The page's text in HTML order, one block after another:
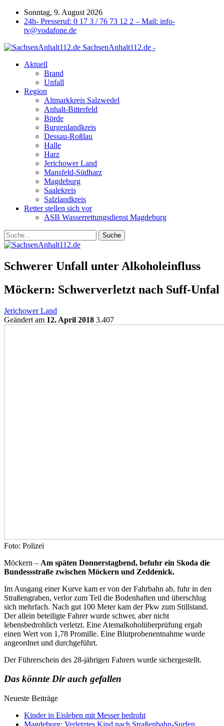
Sonntag, 9. August 2026
24h- Presseruf: 0 17 3 / 76 73 12 2 – Mail: info-
tv@vodafone.de
SachsenAnhalt112.de -
Aktuell
Brand
Unfall
Region
Altmarkkreis Salzwedel
Anhalt-Bitterfeld
Börde
Burgenlandkreis
Dessau-Roßlau
Halle
Harz
Jerichower Land
Mansfeld-Südharz
Magdeburg
Saalekreis
Salzlandkreis
Retter stellen sich vor
ASB Wasserrettungsdienst Magdeburg
Schwerer Unfall unter Alkoholeinfluss
Möckern: Schwerverletzt nach Suff-Unfal
Jerichower Land
Geändert am 12. April 2018 3.407
Foto: Polizei
Möckern – Am späten Donnerstagbend, befuhr ein Skoda die
Bundessstraße zwischen Möckern und Zeddenick.
Im Ausgang einer Kurve kam er von der Fahrbahn ab, fuhr in den
Straßengraben, verlor zum Teil die Bodenhaften und überschlug
sich mehrfach. Nach gut 100 Meter kam der Pkw zum Stillstand.
Der allein beteiligte Fahrer wurde schwer, aber nicht
lebensbedrohlich verletzt. Eine Atemalkoholüberprüfung ergab
einen Wert von 1,78 Promille. Eine Blutprobenentnahme wurde
angeordnet und durchgeführt.
Der Führerschein des 28-jährigen Fahrers wurde sichergestellt.
Das könnte Dir auch gefallen
Neueste Beiträge
Kinder in Eisleben mit Messer bedroht